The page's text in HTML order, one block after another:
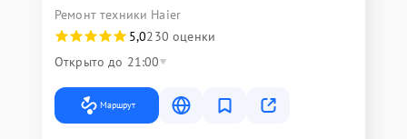
Ремонт техники Haier
5,0230 оценки
Открыто до 21:00
Маршрут